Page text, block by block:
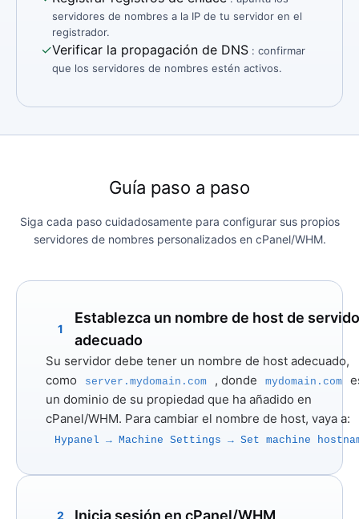
servidores de nombres a la IP de tu servidor en el
registrador.
✓Verificar la propagación de DNS : confirmar
que los servidores de nombres estén activos.
Guía paso a paso
Siga cada paso cuidadosamente para configurar sus propios
servidores de nombres personalizados en cPanel/WHM.
1
Establezca un nombre de host de
adecuado
Su servidor debe tener un nombre de host adecuado,
como
server.mydomain.com , donde mydomain.com
un dominio de su propiedad que ha añadido en
cPanel/WHM. Para cambiar el nombre de host, vaya a:
Hypanel → Machine Settings → Set machine
2 Inicia sesión en cPanel/WHM